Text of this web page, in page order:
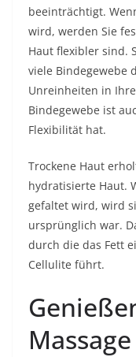
beeinträchtigt.
wird, werden Sie
Haut flexibler sind.
viele Bindegewebe
Unreinheiten in
Bindegewebe ist
Flexibilität hat.
Trockene Haut
hydratisierte Haut.
gefaltet wird, wird
ursprünglich war.
durch die das Fett
Cellulite führt.